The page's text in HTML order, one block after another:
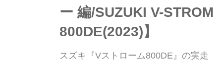
ー 編/SUZUKI V-STROM
800DE(2023)】
スズキ『Vストローム800DE』の実走